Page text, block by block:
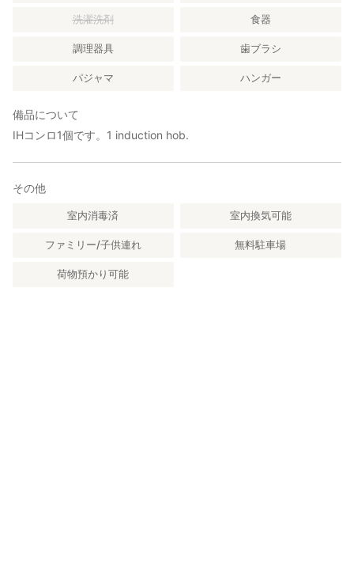
洗濯洗剤 食器
調理器具 歯ブラシ
パジャマ ハンガー
備品について
IHコンロ1個です。1 induction hob.
その他
室内消毒済 室内換気可能
ファミリー/子供連れ 無料駐車場
荷物預かり可能